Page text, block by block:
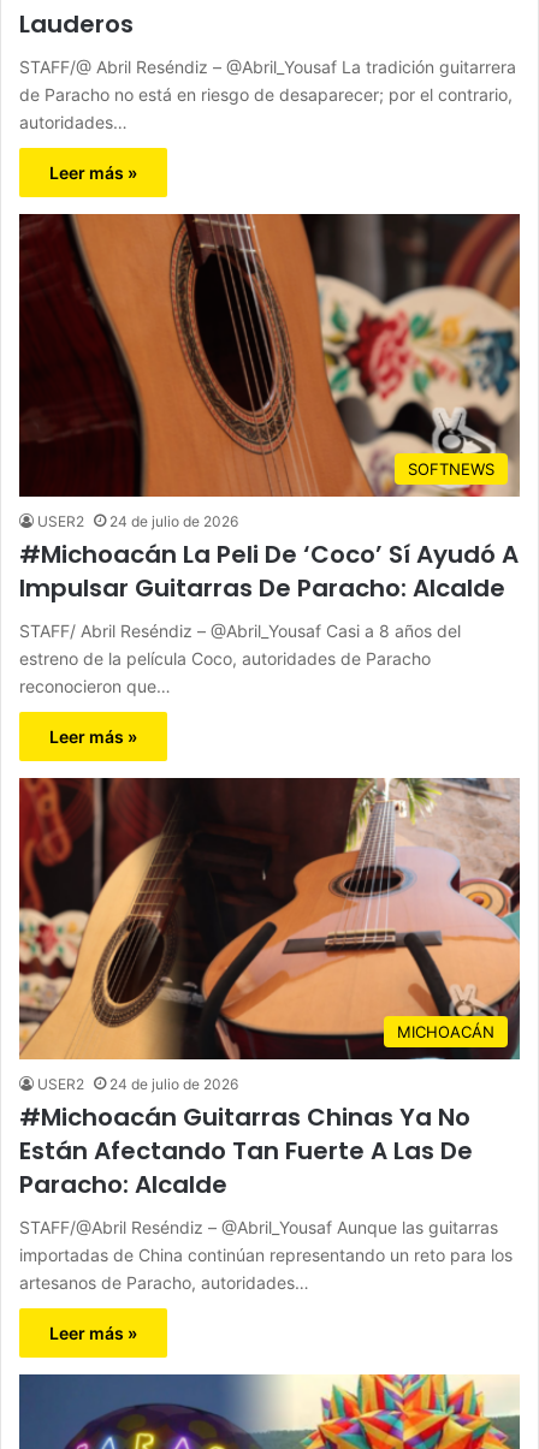
Lauderos
STAFF/@ Abril Reséndiz – @Abril_Yousaf La tradición guitarrera
de Paracho no está en riesgo de desaparecer; por el contrario,
autoridades…
Leer más »
SOFTNEWS
USER2 24 de julio de 2026
#Michoacán La Peli De ‘Coco’ Sí Ayudó A
Impulsar Guitarras De Paracho: Alcalde
STAFF/ Abril Reséndiz – @Abril_Yousaf Casi a 8 años del
estreno de la película Coco, autoridades de Paracho
reconocieron que…
Leer más »
MICHOACÁN
USER2 24 de julio de 2026
#Michoacán Guitarras Chinas Ya No
Están Afectando Tan Fuerte A Las De
Paracho: Alcalde
STAFF/@Abril Reséndiz – @Abril_Yousaf Aunque las guitarras
importadas de China continúan representando un reto para los
artesanos de Paracho, autoridades…
Leer más »